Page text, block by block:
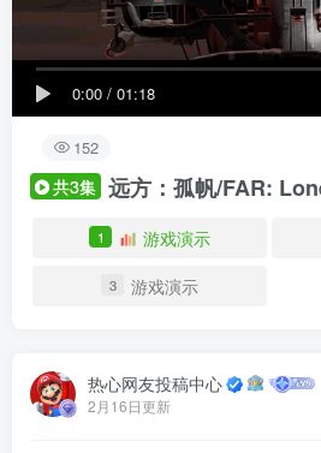
0:00 / 01:18
152
共3集 远方：孤帆/FAR:
1 游戏演示
3 游戏演示
热心网友投稿中心
2月16日更新